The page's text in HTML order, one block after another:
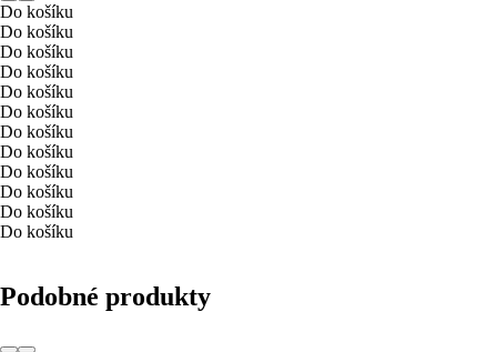
Do košíku
Do košíku
Do košíku
Do košíku
Do košíku
Do košíku
Do košíku
Do košíku
Do košíku
Do košíku
Do košíku
Do košíku
Podobné produkty